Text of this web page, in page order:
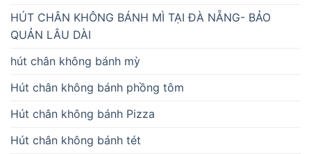
HÚT CHÂN KHÔNG BÁNH MÌ TẠI ĐÀ NẴNG- BẢO
QUẢN LÂU DÀI
hút chân không bánh mỳ
Hút chân không bánh phồng tôm
Hút chân không bánh Pizza
Hút chân không bánh tét